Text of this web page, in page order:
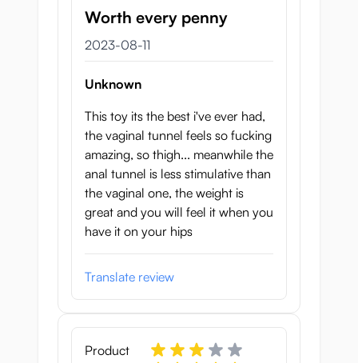
Worth every penny
11 augusti 2023
2023-08-11
Unknown
This toy its the best i've ever had,
the vaginal tunnel feels so fucking
amazing, so thigh... meanwhile the
anal tunnel is less stimulative than
the vaginal one, the weight is
great and you will feel it when you
have it on your hips
Translate review
Product